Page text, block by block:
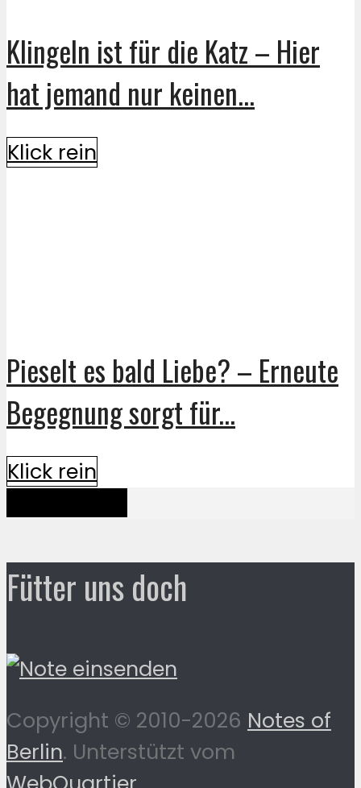
Klingeln ist für die Katz – Hier
hat jemand nur keinen...
Klick rein
Pieselt es bald Liebe? – Erneute
Begegnung sorgt für...
Klick rein
Fütter uns doch
Copyright © 2010-2026 Notes of
Berlin. Unterstützt vom